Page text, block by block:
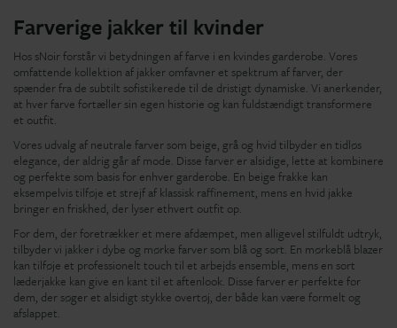
Farverige jakker til kvinder
Hos sNoir forstår vi betydningen af farve i en kvindes garderobe. Vores
omfattende kollektion af jakker omfavner et spektrum af farver, der
spænder fra de subtilt sofistikerede til de dristigt dynamiske. Vi anerkender,
at hver farve fortæller sin egen historie og kan fuldstændigt transformere
et outfit.
Vores udvalg af neutrale farver som beige, grå og hvid tilbyder en tidløs
elegance, der aldrig går af mode. Disse farver er alsidige, lette at kombinere
og perfekte som basis for enhver garderobe. En beige frakke kan
eksempelvis tilføje et strejf af klassisk raffinement, mens en hvid jakke
bringer en friskhed, der lyser ethvert outfit op.
For dem, der foretrækker et mere afdæmpet, men alligevel stilfuldt udtryk,
tilbyder vi jakker i dybe og mørke farver som blå og sort. En mørkeblå blazer
kan tilføje et professionelt touch til et arbejds ensemble, mens en sort
læderjakke kan give en kant til et aftenlook. Disse farver er perfekte for
dem, der søger et alsidigt stykke overtøj, der både kan være formelt og
afslappet.